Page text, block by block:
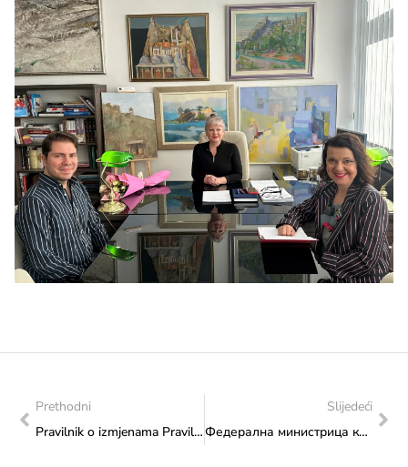
Prethodni
Pravilnik o izmjenama Pravilnika o plaćama, naknadama i drugim materijalnim pravima zaposlenih u Federalnom ministarstvu kulture i sporta – Federalnog ministarstva kulture i športa
Slijedeći
Федерална министрица културе и спорта Сања Влаисављевић на свечаном отворењу Свјетских зимских игара специјалне олимпијаде